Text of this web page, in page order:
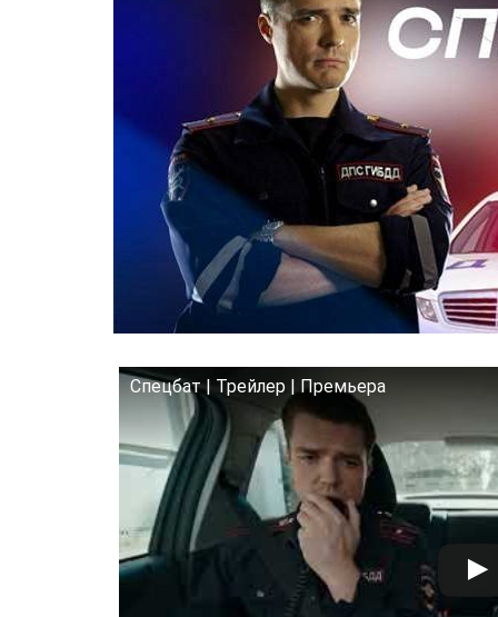
Спецбат | Трейлер | Премьера